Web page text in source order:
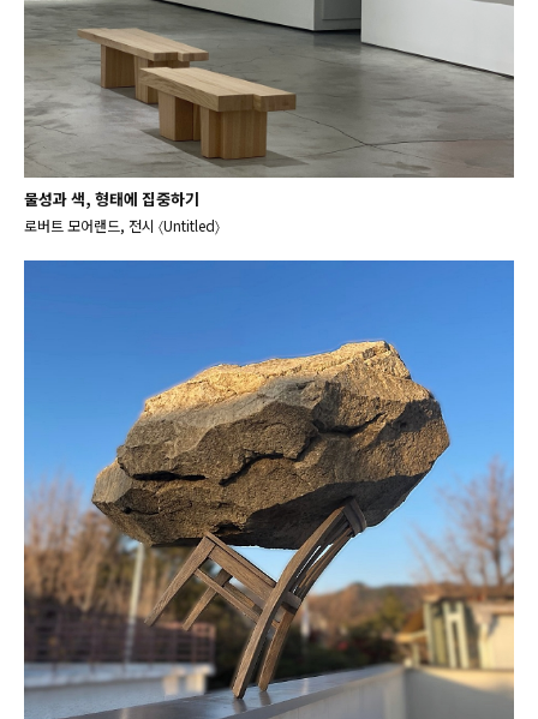
물성과 색, 형태에 집중하기
로버트 모어랜드, 전시 〈Untitled〉